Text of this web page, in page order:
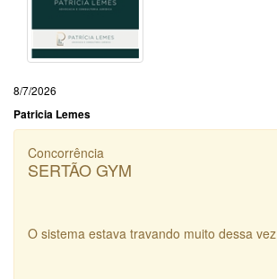
8/7/2026
Patricia Lemes
Concorrência
SERTÃO GYM
O sistema estava travando muito dessa vez